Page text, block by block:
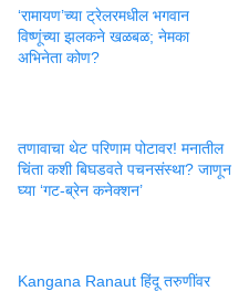
‘रामायण’च्या ट्रेलरमधील भगवान
विष्णूंच्या झलकने खळबळ; नेमका
अभिनेता कोण?
तणावाचा थेट परिणाम पोटावर! मनातील
चिंता कशी बिघडवते पचनसंस्था? जाणून
घ्या ‘गट-ब्रेन कनेक्शन’
Kangana Ranaut हिंदू तरुणींवर